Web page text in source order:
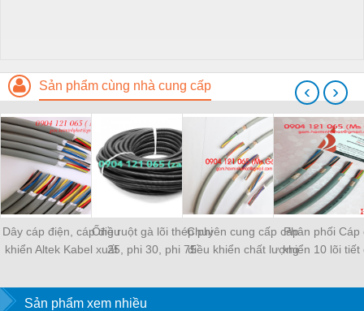
Sản phẩm cùng nhà cung cấp
Dây cáp điện, cáp điều
khiển Altek Kabel xuất
Ống ruột gà lõi thép phi
25, phi 30, phi 75
Chuyên cung cấp cáp
điều khiển chất lượng
Phân phối Cáp
khiển 10 lõi tiết
‹ ›
Sản phẩm xem nhiều